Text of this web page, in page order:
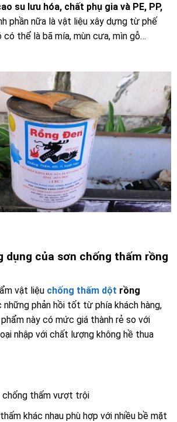
su lưu hóa, chất phụ gia và PE, PP,
phần nữa là vật liệu xây dựng từ phế
có thể là bã mía, mùn cưa, mìn gỗ…
dụng của sơn chống thấm rồng
vật liệu chống thấm dột rồng
những phản hồi tốt từ phía khách hàng,
này có mức giá thành rẻ so với
nhập với chất lượng không hề thua
chống thấm vượt trội
khác nhau phù hợp với nhiều bề mặt